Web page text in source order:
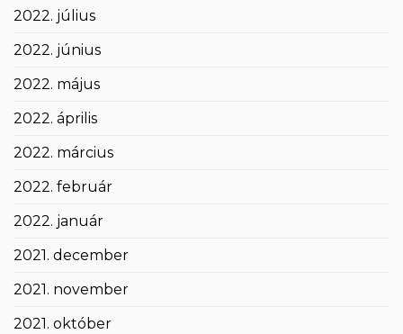
2022. július
2022. június
2022. május
2022. április
2022. március
2022. február
2022. január
2021. december
2021. november
2021. október